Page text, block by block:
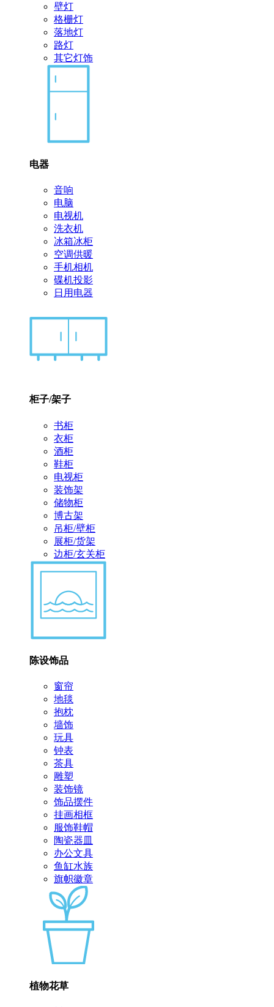
壁灯
格栅灯
落地灯
路灯
其它灯饰
电器
音响
电脑
电视机
洗衣机
冰箱冰柜
空调供暖
手机相机
碟机投影
日用电器
柜子/架子
书柜
衣柜
酒柜
鞋柜
电视柜
装饰架
储物柜
博古架
吊柜/壁柜
展柜/货架
边柜/玄关柜
陈设饰品
窗帘
地毯
抱枕
墙饰
玩具
钟表
茶具
雕塑
装饰镜
饰品摆件
挂画相框
服饰鞋帽
陶瓷器皿
办公文具
鱼缸水族
旗帜徽章
植物花草